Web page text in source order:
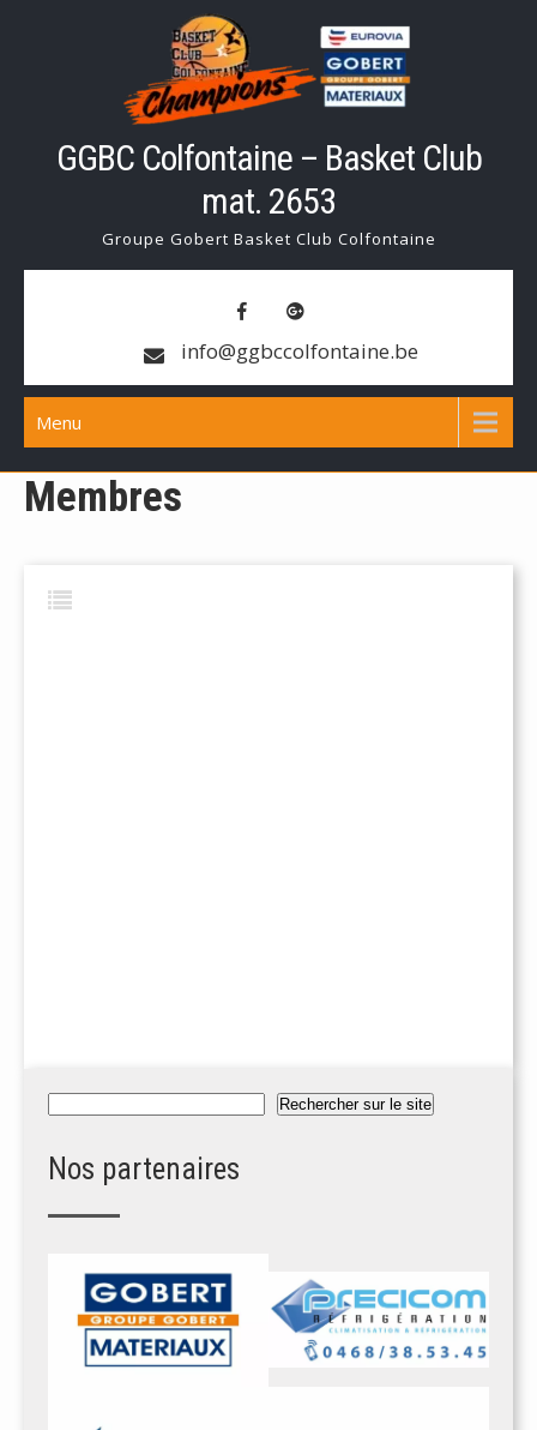
GGBC Colfontaine – Basket Club
mat. 2653
Groupe Gobert Basket Club Colfontaine
info@ggbccolfontaine.be
Menu
Membres
Rechercher sur le site
Nos partenaires